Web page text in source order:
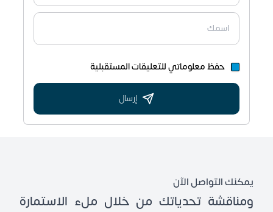
حفظ معلوماتي للتعليقات المستقبلية
إرسال
يمكنك التواصل الآن
ومناقشة تحدياتك من خلال ملء الاستمارة